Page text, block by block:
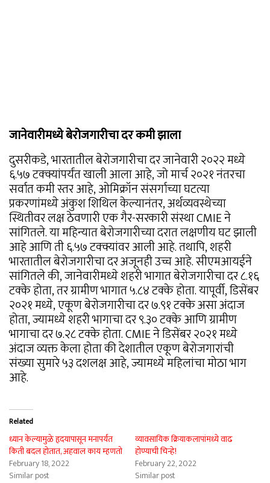
जानेवारीमध्ये बेरोजगारीचा दर कमी झाला
दुसरीकडे, भारतातील बेरोजगारीचा दर जानेवारी २०२२ मध्ये
६.५७ टक्क्यांपर्यंत खाली आला आहे, जो मार्च २०२१ नंतरचा
सर्वात कमी स्तर आहे, ओमिक्रॉन संसर्गाच्या घटत्या
प्रकरणांमध्ये अंकुश शिथिल केल्यानंतर, अर्थव्यवस्थेच्या
स्थितीवर लक्ष ठेवणारी एक गैर-सरकारी संस्था CMIE ने
सांगितले. या महिन्यात बेरोजगारीच्या दरात लक्षणीय घट झाली
आहे आणि ती ६.५७ टक्क्यांवर आली आहे. तथापि, शहरी
भारतातील बेरोजगारीचा दर अजूनही उच्च आहे. सीएमआयईने
सांगितले की, जानेवारीमध्ये शहरी भागात बेरोजगारीचा दर ८.१६
टक्के होता, तर ग्रामीण भागात ५.८४ टक्के होता. यापूर्वी, डिसेंबर
२०२१ मध्ये, एकूण बेरोजगारीचा दर ७.९१ टक्के असा अंदाज
होता, ज्यामध्ये शहरी भागाचा दर ९.३० टक्के आणि ग्रामीण
भागाचा दर ७.२८ टक्के होता. CMIE ने डिसेंबर २०२१ मध्ये
अंदाज व्यक्त केला होता की देशातील एकूण बेरोजगारांची
संख्या सुमारे ५३ दशलक्ष आहे, ज्यामध्ये महिलांचा मोठा भाग
आहे.
Related
ध्यान केल्यामुळे हृदयापासून मनापर्यंत
किती बदल होतात, अहवाल काय म्हणतो
February 18, 2022
Similar post
व्यावसायिक क्रियाकलापांमध्ये वाढ
होण्याची चिन्हे!
February 22, 2022
Similar post